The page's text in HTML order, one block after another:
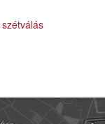
szétválás